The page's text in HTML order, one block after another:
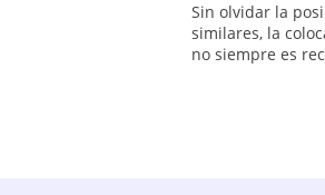
Sin olvidar la
similares, la
no siempre es